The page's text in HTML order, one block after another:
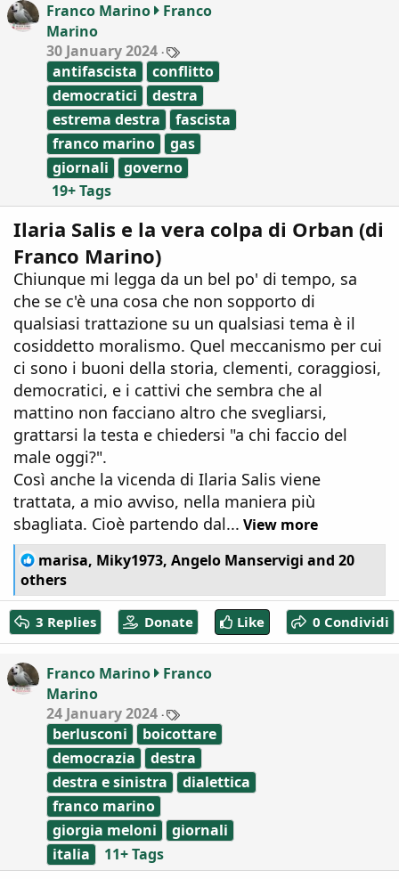
n Franco Marino
Franco
Marino
30 January 2024
a
g
s
antifascista
conflitto
democratici
destra
estrema destra
fascista
franco marino
gas
giornali
governo
19+ Tags
Ilaria Salis e la vera colpa di Orban (di
Franco Marino)
Chiunque mi legga da un bel po' di tempo, sa
che se c'è una cosa che non sopporto di
qualsiasi trattazione su un qualsiasi tema è il
cosiddetto moralismo. Quel meccanismo per cui
ci sono i buoni della storia, clementi, coraggiosi,
democratici, e i cattivi che sembra che al
mattino non facciano altro che svegliarsi,
grattarsi la testa e chiedersi "a chi faccio del
male oggi?".
Così anche la vicenda di Ilaria Salis viene
trattata, a mio avviso, nella maniera più
sbagliata. Cioè partendo dal... View more
R
e
a
c
t
i
n
marisa, Miky1973, Angelo Manservigi and 20
others
3 Replies Donate Like 0 Condividi
Franco Marino
Franco
Marino
24 January 2024
a
g
s
berlusconi
boicottare
democrazia
destra
destra e sinistra
dialettica
franco marino
giorgia meloni
giornali
italia
11+ Tags